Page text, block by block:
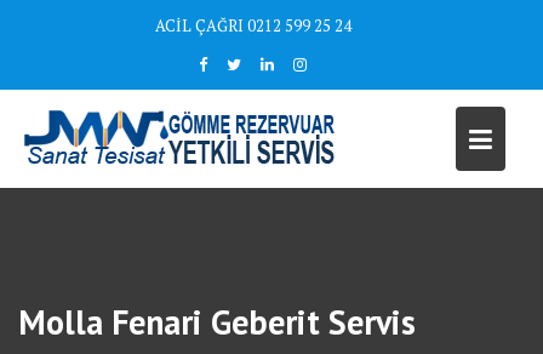
ACİL ÇAĞRI 0212 599 25 24
Molla Fenari Geberit Servis